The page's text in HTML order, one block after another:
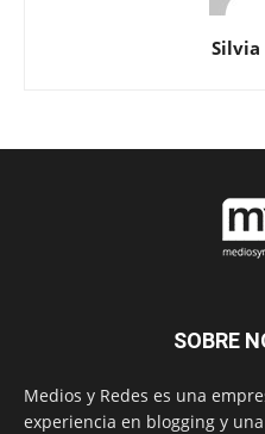
Silvia
SOBRE
Medios y Redes es una
experiencia en blogging y